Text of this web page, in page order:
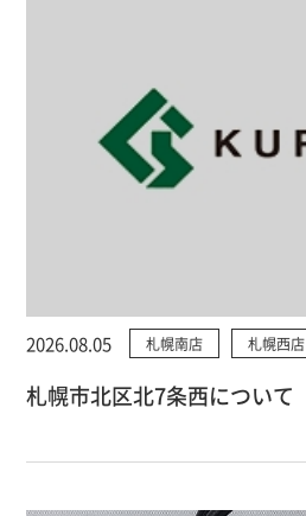
2026.08.05 札幌南店 札幌西店
札幌市北区北7条西について